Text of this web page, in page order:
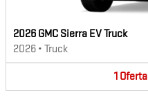
2026 GMC Sierra EV Truck
2026 • Truck
1 Oferta